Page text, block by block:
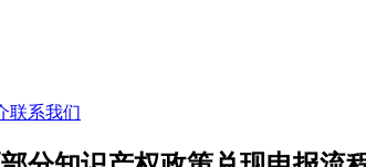
联系我们